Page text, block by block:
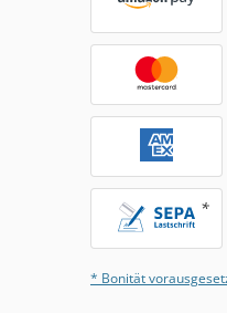
* Bonität